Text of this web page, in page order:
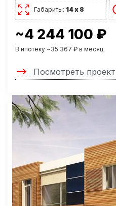
Габариты: 14 х 8
~4 244 100 ₽
В ипотеку ~35 367 ₽ в месяц
Посмотреть проект